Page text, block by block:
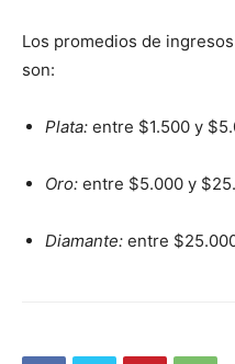
Los promedios de
son:
Plata: entre $1.500 y
Oro: entre $5.000 y
Diamante: entre